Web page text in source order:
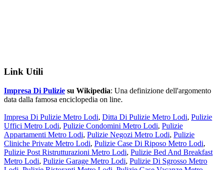
Link Utili
Impresa Di Pulizie su Wikipedia: Una definizione dell'argomento
data dalla famosa enciclopedia on line.
Impresa Di Pulizie Metro Lodi, Ditta Di Pulizie Metro Lodi, Pulizie
Uffici Metro Lodi, Pulizie Condomini Metro Lodi, Pulizie
Appartamenti Metro Lodi, Pulizie Negozi Metro Lodi, Pulizie
Cliniche Private Metro Lodi, Pulizie Case Di Riposo Metro Lodi,
Pulizie Post Ristrutturazioni Metro Lodi, Pulizie Bed And Breakfast
Metro Lodi, Pulizie Garage Metro Lodi, Pulizie Di Sgrosso Metro